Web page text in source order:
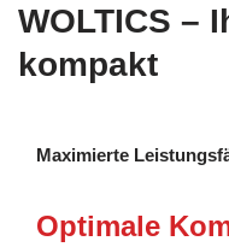
WOLTICS –
kompakt
Maximierte
Optimale